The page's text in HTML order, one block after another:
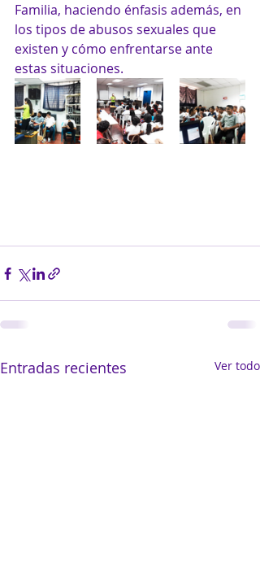
Familia, haciendo énfasis además, en
los tipos de abusos sexuales que
existen y cómo enfrentarse ante
estas situaciones.
Entradas recientes Ver todo